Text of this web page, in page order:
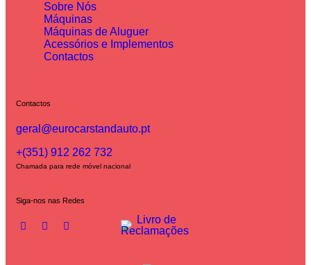
Sobre Nós
Máquinas
Máquinas de Aluguer
Acessórios e Implementos
Contactos
Contactos
geral@eurocarstandauto.pt
+(351) 912 262 732
Chamada para rede móvel nacional
Siga-nos nas Redes